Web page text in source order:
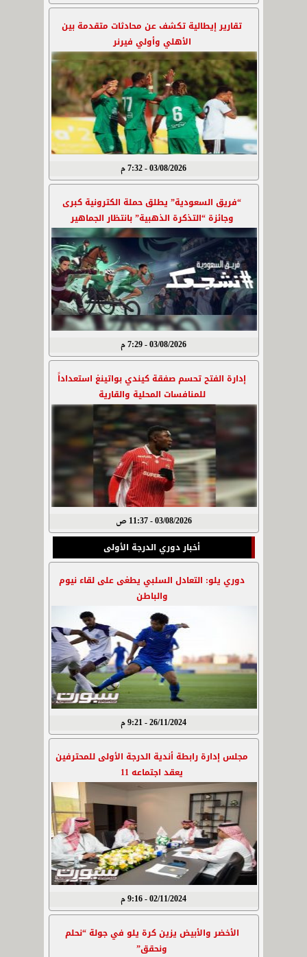
تقارير إيطالية تكشف عن محادثات متقدمة بين
الأهلي وأولي فيرنر
03/08/2026 - 7:32 م
“فريق السعودية” يطلق حملة الكترونية كبرى
وجائزة “التذكرة الذهبية” بانتظار الجماهير
03/08/2026 - 7:29 م
إدارة الفتح تحسم صفقة كيندي بواتينغ استعداداً
للمنافسات المحلية والقارية
03/08/2026 - 11:37 ص
أخبار دوري الدرجة الأولى
دوري يلو: التعادل السلبي يطغى على لقاء نيوم
والباطن
26/11/2024 - 9:21 م
مجلس إدارة رابطة أندية الدرجة الأولى للمحترفين
يعقد اجتماعه 11
02/11/2024 - 9:16 م
الأخضر والأبيض يزين كرة يلو في جولة “نحلم
ونحقق”